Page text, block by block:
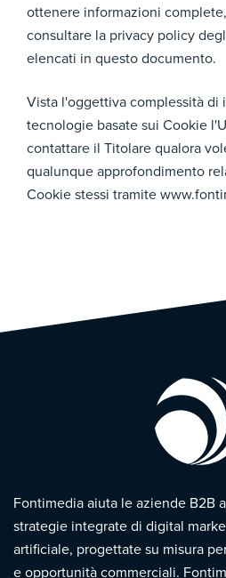
cy
profilazio
nte
iazion
e tra
zione
ottenere informazioni
consultare la privacy policy
elencati in questo documento.
Vista l'oggettiva complessità
tecnologie basate sui Cookie
contattare il Titolare qualora
qualunque approfondimento
Cookie stessi tramite
Fontimedia aiuta le aziende B2B
strategie integrate di digital
artificiale, progettate su misura
e opportunità commerciali.